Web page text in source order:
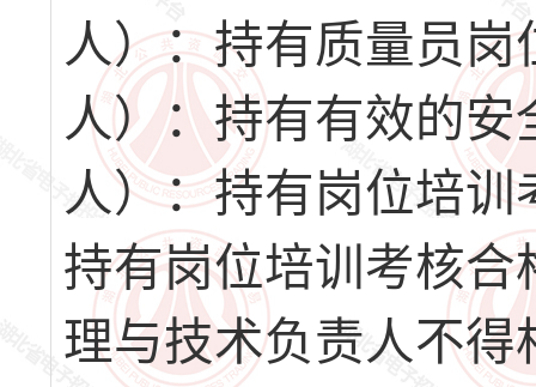
人）：持有质量员
人）：持有有效的
人）：持有岗位培
持有岗位培训考核
理与技术负责人不